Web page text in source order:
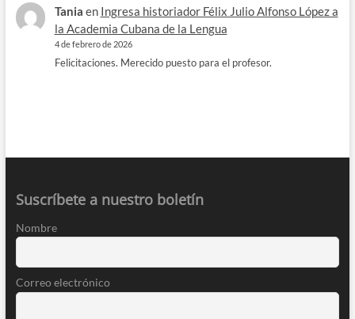
Tania en Ingresa historiador Félix Julio Alfonso López a
la Academia Cubana de la Lengua
4 de febrero de 2026
Felicitaciones. Merecido puesto para el profesor.
Suscríbete a nuestro boletín
Nombre
Correo electrónico